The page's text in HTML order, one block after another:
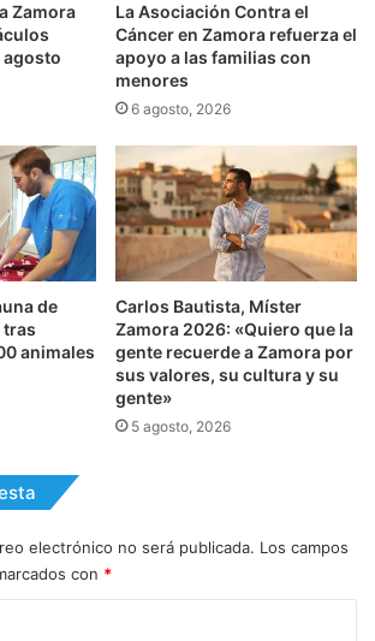
Zamora
agosto
La Asociación Contra el
Cáncer en Zamora refuerza el
apoyo a las familias con
menores
6 agosto, 2026
de
tras
animales
Carlos Bautista, Míster
Zamora 2026: «Quiero que la
gente recuerde a Zamora por
sus valores, su cultura y su
gente»
5 agosto, 2026
electrónico no será publicada. Los campos
con *